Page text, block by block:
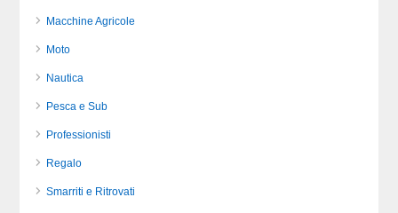
Macchine Agricole
Moto
Nautica
Pesca e Sub
Professionisti
Regalo
Smarriti e Ritrovati